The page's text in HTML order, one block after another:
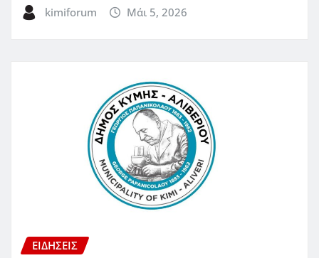
kimiforum Μάι 5, 2026
ΕΙΔΗΣΕΙΣ